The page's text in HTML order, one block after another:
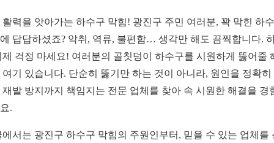
활력을 앗아가는 하수구 막힘! 광진구 주민 여러분, 꽉 막힌 하
답답하셨죠? 악취, 역류, 불편함… 생각만 해도 끔찍합니다.
제 걱정 마세요! 여러분의 골칫덩이 하수구를 시원하게 뚫어줄
여기 있습니다. 단순히 뚫기만 하는 것이 아니라, 원인을 정확히
재발 방지까지 책임지는 전문 업체를 찾아 속 시원한 해결을 경
.
에서는 광진구 하수구 막힘의 주원인부터, 믿을 수 있는 업체를